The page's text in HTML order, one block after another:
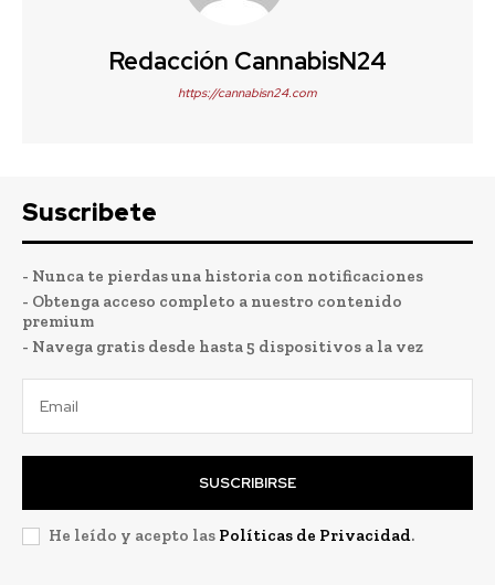
Redacción CannabisN24
https://cannabisn24.com
Suscribete
- Nunca te pierdas una historia con notificaciones
- Obtenga acceso completo a nuestro contenido
premium
- Navega gratis desde hasta 5 dispositivos a la vez
SUSCRIBIRSE
He leído y acepto las Políticas de Privacidad.